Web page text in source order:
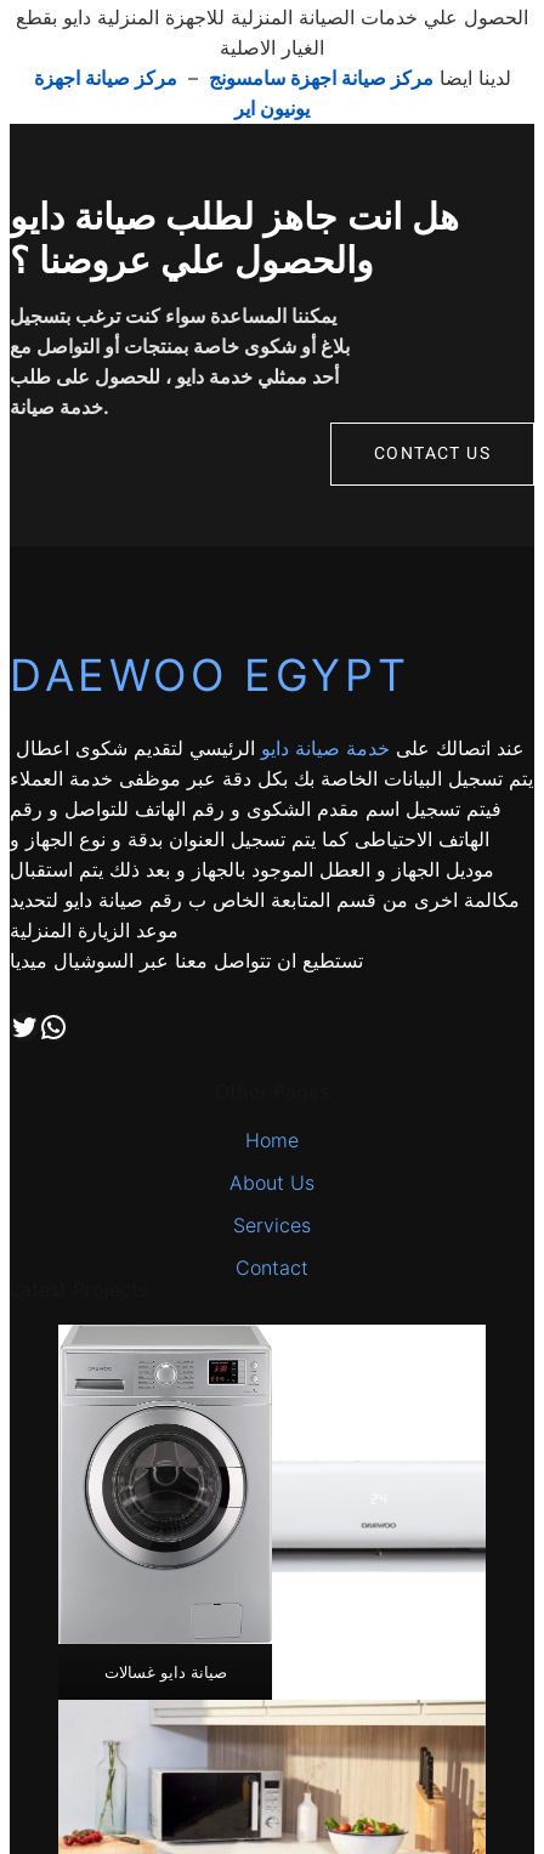
الحصول علي خدمات الصيانة المنزلية للاجهزة المنزلية دايو بقطع
الغيار الاصلية
لدينا ايضا مركز صيانة اجهزة سامسونج – مركز صيانة اجهزة
يونيون اير
هل انت جاهز لطلب صيانة دايو
والحصول علي عروضنا ؟
يمكننا المساعدة سواء كنت ترغب بتسجيل
بلاغ أو شكوى خاصة بمنتجات أو التواصل مع
أحد ممثلي خدمة دايو ، للحصول على طلب
خدمة صيانة.
CONTACT US
DAEWOO EGYPT
عند اتصالك على خدمة صيانة دايو الرئيسي لتقديم شكوى اعطال
يتم تسجيل البيانات الخاصة بك بكل دقة عبر موظفى خدمة العملاء
فيتم تسجيل اسم مقدم الشكوى و رقم الهاتف للتواصل و رقم
الهاتف الاحتياطى كما يتم تسجيل العنوان بدقة و نوع الجهاز و
موديل الجهاز و العطل الموجود بالجهاز و بعد ذلك يتم استقبال
مكالمة اخرى من قسم المتابعة الخاص ب رقم صيانة دايو لتحديد
موعد الزيارة المنزلية
تستطيع ان تتواصل معنا عبر السوشيال ميديا
تابعنا علي صفحة التويتر اتصل بنا علي طريق الوتساب
Home
About Us
Services
Contact
صيانة دايو غسالات